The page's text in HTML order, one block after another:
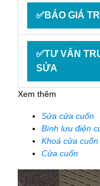
✅BÁO GIÁ
✅TƯ VẤN
SỬA
Xem thêm
Sửa cửa cuốn
Bình lưu điện
Khoá cửa cuốn
Cửa cuốn